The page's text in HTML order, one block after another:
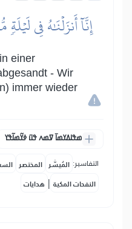
إِنَّآ أَنزَلۡنَٰهُ فِي
einer
- Wir
immer wieder
ߘߟߊߡߌߘߊ߫ ߜߘߍ ߟߎ߫ ߦߌ߬ߘߊ߬ߟߌ
التفاسير: المُيسَّر المختصر
النفحات المكية | هدايات